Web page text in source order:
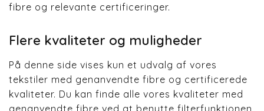
fibre og relevante certificeringer.
Flere kvaliteter og muligheder
På denne side vises kun et udvalg af vores
tekstiler med genanvendte fibre og certificerede
kvaliteter. Du kan finde alle vores kvaliteter med
genanvendte fibre ved at benytte filterfunktionen